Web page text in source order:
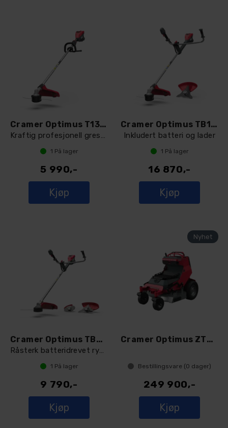
Cramer Optimus T13 gresstrimmer
Kraftig profesjonell gresstrimmer
1 På lager
5 990,-
Kjøp
Cramer Optimus TB13H gresstrimmer
Inkludert batteri og lader
1 På lager
16 870,-
Kjøp
Cramer Optimus TB20H gresstrimmer
Råsterk batteridrevet ryddesag og gresst
1 På lager
9 790,-
Kjøp
Cramer Optimus ZTCS92 ZeroTurn stand-on
Bestillingsvare (0 dager)
249 900,-
Kjøp